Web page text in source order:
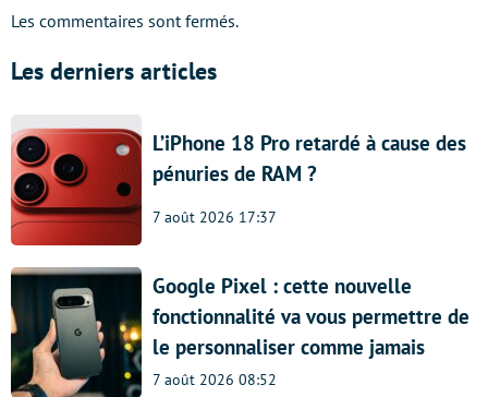
Les commentaires sont fermés.
Les derniers articles
L’iPhone 18 Pro retardé à cause des
pénuries de RAM ?
7 août 2026 17:37
Google Pixel : cette nouvelle
fonctionnalité va vous permettre de
le personnaliser comme jamais
7 août 2026 08:52